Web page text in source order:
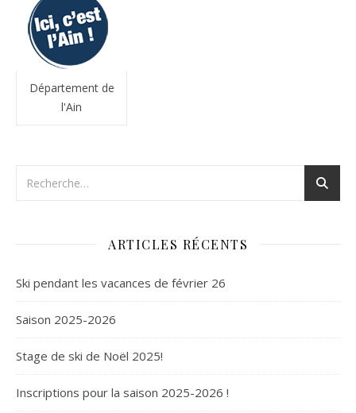
Département de
l'Ain
ARTICLES RÉCENTS
Ski pendant les vacances de février 26
Saison 2025-2026
Stage de ski de Noël 2025!
Inscriptions pour la saison 2025-2026 !